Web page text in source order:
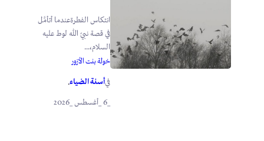
انتكاس الفطرةعندما أتأمَّل
في قصة نبيّ الله لوط عليه
السلام،...
خولة بنت الأزور
فيأسنة الضياء.